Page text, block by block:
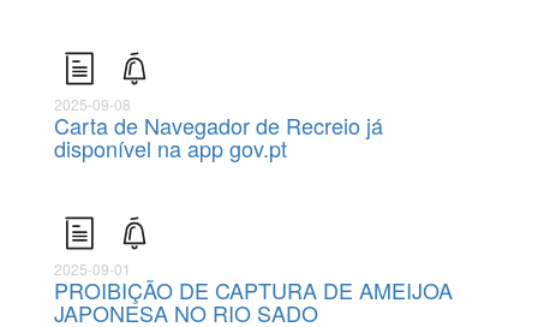
2025-09-08
Carta de Navegador de Recreio já
disponível na app gov.pt
2025-09-01
PROIBIÇÃO DE CAPTURA DE AMEIJOA
JAPONESA NO RIO SADO